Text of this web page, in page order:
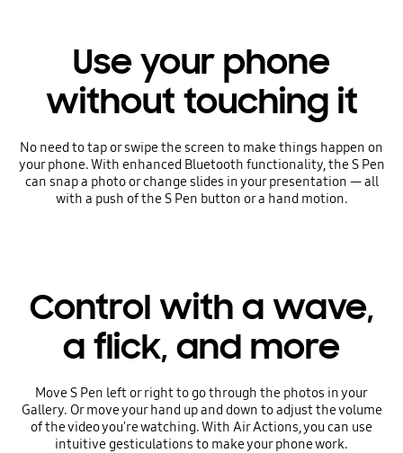
Use your phone
without touching it
No need to tap or swipe the screen to make things happen on
your phone. With enhanced Bluetooth functionality, the S Pen
can snap a photo or change slides in your presentation — all
with a push of the S Pen button or a hand motion.
Control with a wave,
a flick, and more
Move S Pen left or right to go through the photos in your
Gallery. Or move your hand up and down to adjust the volume
of the video you're watching. With Air Actions, you can use
intuitive gesticulations to make your phone work.